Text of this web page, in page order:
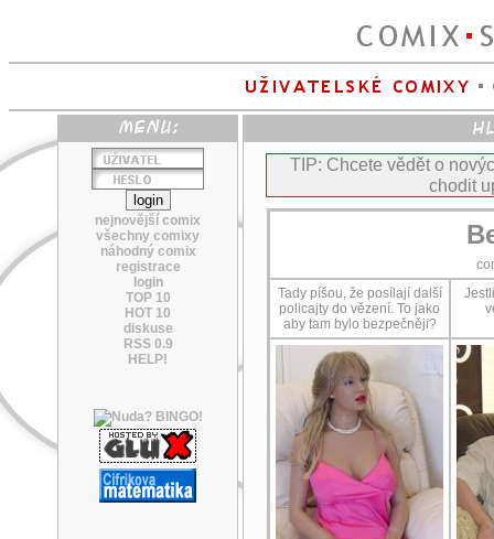
nejnovější comix
všechny comixy
náhodný comix
registrace
login
TOP 10
HOT 10
diskuse
RSS 0.9
HELP!
TIP: Chcete vědět o
chodit
Tady píšou, že posílají další
policajty do vězení. To jako
aby tam bylo bezpečněji?